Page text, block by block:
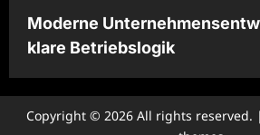
Moderne
klare Betriebslogik
Copyright © 2026 All rights reserved. |